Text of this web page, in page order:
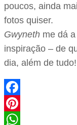
poucos, ainda
fotos quiser.
Gwyneth me dá
inspiração – de
dia, além de tudo!
Facebook
Pinterest